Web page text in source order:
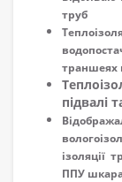
труб
траншеях
підвалі
ізоляції
ППУ